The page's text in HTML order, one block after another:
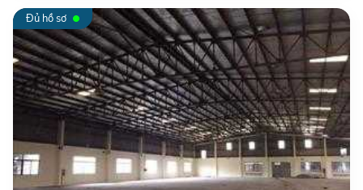
Đủ hồ sơ